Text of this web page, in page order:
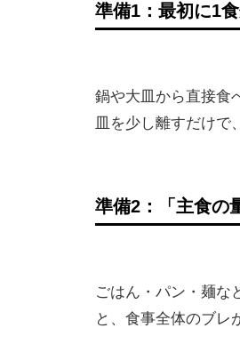
準備1：最初に1
鍋や大皿から直接食
皿を少し離すだけで
準備2：「主食の
ごはん・パン・麺な
と、食事全体のブレ